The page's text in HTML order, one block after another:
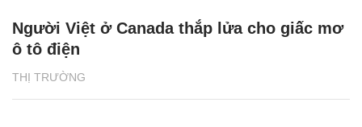
THỊ TRƯỜNG
Người Việt ở Canada thắp lửa cho giấc mơ
ô tô điện